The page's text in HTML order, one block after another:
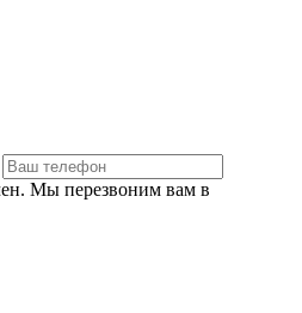
Мы перезвоним вам в